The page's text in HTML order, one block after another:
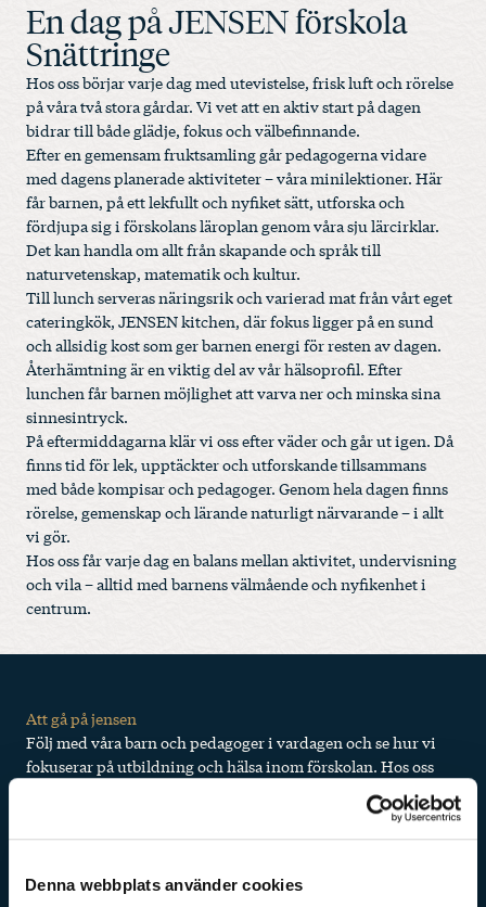
Denna webbplats använder cookies
En dag på JENSEN förskola
Snättringe
Hos oss börjar varje dag med utevistelse, frisk luft och rörelse
på våra två stora gårdar. Vi vet att en aktiv start på dagen
bidrar till både glädje, fokus och välbefinnande.
Efter en gemensam fruktsamling går pedagogerna vidare
med dagens planerade aktiviteter – våra minilektioner. Här
får barnen, på ett lekfullt och nyfiket sätt, utforska och
fördjupa sig i förskolans läroplan genom våra sju lärcirklar.
Det kan handla om allt från skapande och språk till
naturvetenskap, matematik och kultur.
Till lunch serveras näringsrik och varierad mat från vårt eget
cateringkök, JENSEN kitchen, där fokus ligger på en sund
och allsidig kost som ger barnen energi för resten av dagen.
Återhämtning är en viktig del av vår hälsoprofil. Efter
lunchen får barnen möjlighet att varva ner och minska sina
sinnesintryck.
På eftermiddagarna klär vi oss efter väder och går ut igen. Då
finns tid för lek, upptäckter och utforskande tillsammans
med både kompisar och pedagoger. Genom hela dagen finns
rörelse, gemenskap och lärande naturligt närvarande – i allt
vi gör.
Hos oss får varje dag en balans mellan aktivitet, undervisning
och vila – alltid med barnens välmående och nyfikenhet i
centrum.
Att gå på jensen
Följ med våra barn och pedagoger i vardagen och se hur vi
fokuserar på utbildning och hälsa inom förskolan. Hos oss